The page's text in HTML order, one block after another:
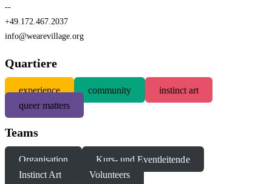
--
+49.172.467.2037
info@wearevillage.org
Quartiere
experience community
instinct art
queer matters
Teams
Organisation
Kurs- und Eventleitende
Instinct Art
Volunteers